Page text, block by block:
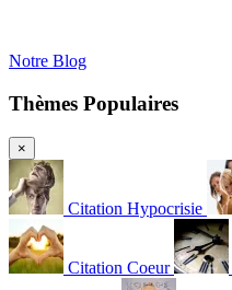
Notre Blog
Thèmes Populaires
×
Citation Hypocrisie
Citation Coeur